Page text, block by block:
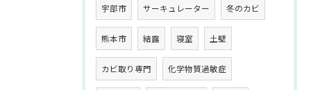
宇部市 サーキュレーター 冬のカビ
熊本市 結露 寝室 土壁
カビ取り専門 化学物質過敏症